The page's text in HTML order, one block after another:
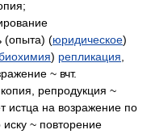
(опыта) (юридическое)
) репликация
~ вчт.
репродукция ~
истца на возражение по
~ повторение